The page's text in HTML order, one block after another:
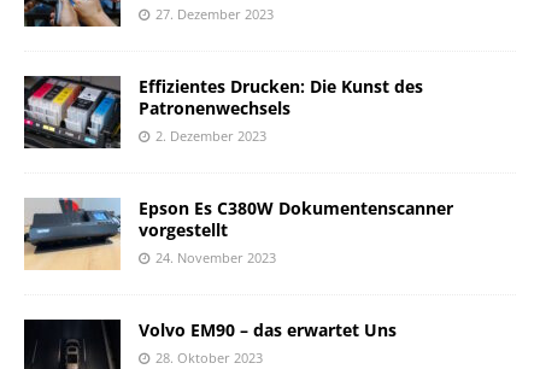
27. Dezember 2023
Effizientes Drucken: Die Kunst des
Patronenwechsels
2. Dezember 2023
Epson Es C380W Dokumentenscanner
vorgestellt
24. November 2023
Volvo EM90 – das erwartet Uns
28. Oktober 2023